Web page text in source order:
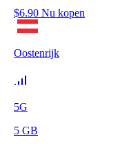
$6.90 Nu kopen
Oostenrijk
5G
5 GB